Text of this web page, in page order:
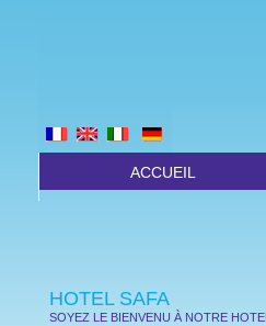
ACCUEIL
HOTEL SAFA
SOYEZ LE BIENVENU À NOTRE HOTE